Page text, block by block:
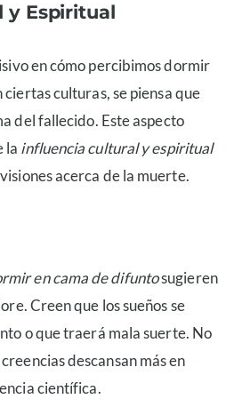
y Espiritual
en cómo percibimos dormir
culturas, se piensa que
del fallecido. Este aspecto
la influencia cultural y espiritual
acerca de la muerte.
en cama de difuntosugieren
Creen que los sueños se
o que traerá mala suerte. No
descansan más en
científica.